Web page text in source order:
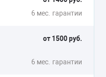
6 мес. гарантии
от 1500 руб.
6 мес. гарантии